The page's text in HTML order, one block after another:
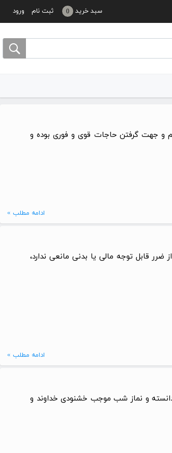
ورود ثبت نام سبد خرید 0
و جهت گرفتن حاجات قوی و فوری بوده و
ادامه مطلب »
کردن از ضرر قابل توجه مالی یا بدنی مانعی ندارد،
ادامه مطلب »
دانسته و نماز شب موجب خشنودی خداوند و